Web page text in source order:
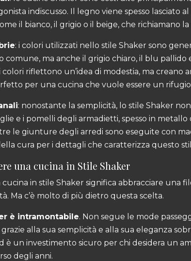
indiscusso. Il legno viene spesso lasciato
il bianco, il grigio o il beige, che richiamano
: i colori utilizzati nello stile Shaker sono
comune, ma anche il grigio chiaro, il blu pallido
colori riflettono un’idea di modestia, ma creano
per una cucina che vuole essere un
: nonostante la semplicità, lo stile Shaker
e i pomelli degli armadietti, spesso in metallo
le giunture degli arredi sono eseguite con
cura per i dettagli che caratterizza questo
una cucina in Stile Shaker
in stile Shaker significa abbracciare una
Ma c’è molto di più dietro questa scelta.
è intramontabile. Non segue le mode
alla sua semplicità e alla sua eleganza
è un investimento sicuro per chi desidera un
degli anni.